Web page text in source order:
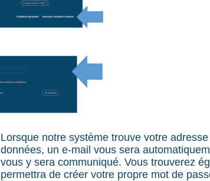
Lorsque notre système trouve votre
données, un e-mail vous sera
vous y sera communiqué. Vous trouverez
permettra de créer votre propre mot de